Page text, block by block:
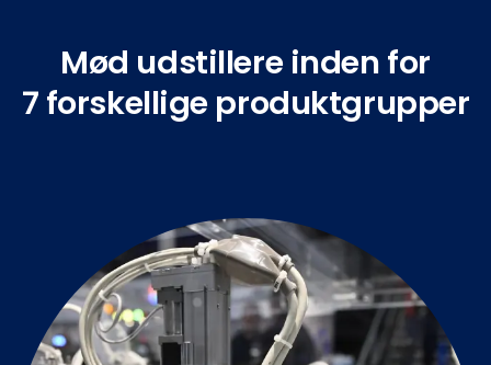
Mød udstillere inden for
7 forskellige produktgrupper